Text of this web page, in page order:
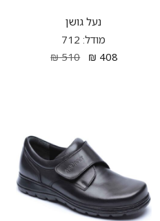
נעל גושן
מודל: 712
₪ 408
₪510